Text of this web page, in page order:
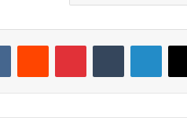
لینکدین ‫پین‌ترست ‫رددیت